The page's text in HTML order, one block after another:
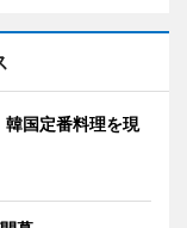
国定番料理を現